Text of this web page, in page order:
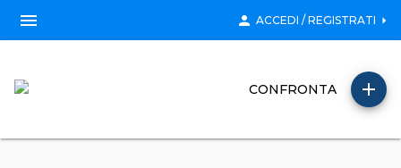
menu person ACCEDI / REGISTRATI arrow_right
CONFRONTA add